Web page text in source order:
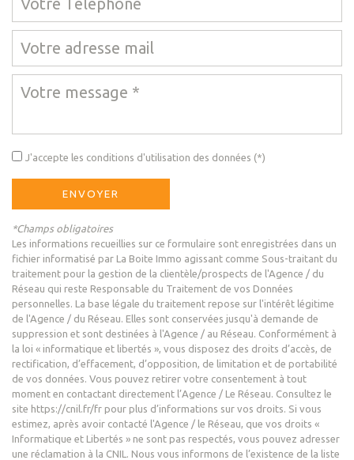
J'accepte les conditions d'utilisation des données (*)
ENVOYER
*Champs obligatoires
Les informations recueillies sur ce formulaire sont enregistrées dans un
fichier informatisé par La Boite Immo agissant comme Sous-traitant du
traitement pour la gestion de la clientèle/prospects de l'Agence / du
Réseau qui reste Responsable du Traitement de vos Données
personnelles. La base légale du traitement repose sur l'intérêt légitime
de l'Agence / du Réseau. Elles sont conservées jusqu'à demande de
suppression et sont destinées à l'Agence / au Réseau. Conformément à
la loi « informatique et libertés », vous disposez des droits d’accès, de
rectification, d’effacement, d’opposition, de limitation et de portabilité
de vos données. Vous pouvez retirer votre consentement à tout
moment en contactant directement l’Agence / Le Réseau. Consultez le
site https://cnil.fr/fr pour plus d’informations sur vos droits. Si vous
estimez, après avoir contacté l'Agence / le Réseau, que vos droits «
Informatique et Libertés » ne sont pas respectés, vous pouvez adresser
une réclamation à la CNIL. Nous vous informons de l’existence de la liste